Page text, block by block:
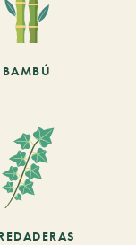
BAMBÚ